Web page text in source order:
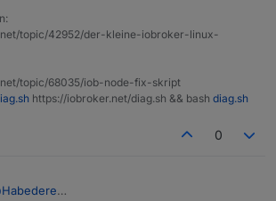
topic/42952/der-kleine-iobroker-linux-
topic/68035/iob-node-fix-skript
https://iobroker.net/diag.sh && bash diag.sh
0
Habedere